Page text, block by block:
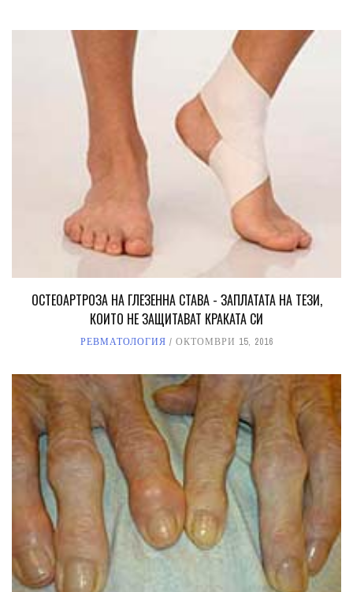
ОСТЕОАРТРОЗА НА ГЛЕЗЕННА СТАВА - ЗАПЛАТАТА НА ТЕЗИ,
КОИТО НЕ ЗАЩИТАВАТ КРАКАТА СИ
РЕВМАТОЛОГИЯ ОКТОМВРИ 15, 2016